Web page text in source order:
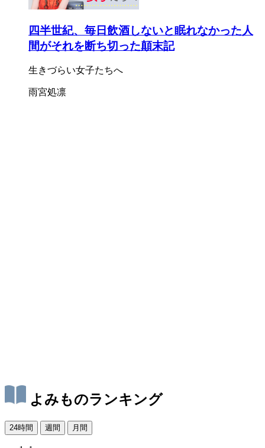
四半世紀、毎日飲酒しないと眠れなかった人
間がそれを断ち切った顛末記
生きづらい女子たちへ
雨宮処凛
よみものランキング
24時間 週間 月間